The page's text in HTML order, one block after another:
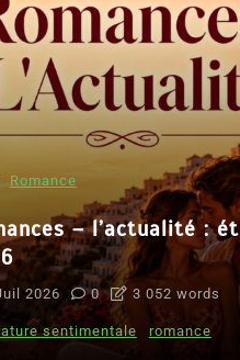
Romance
– l’actualité :
2026 0 3 052 words
sentimentale romance